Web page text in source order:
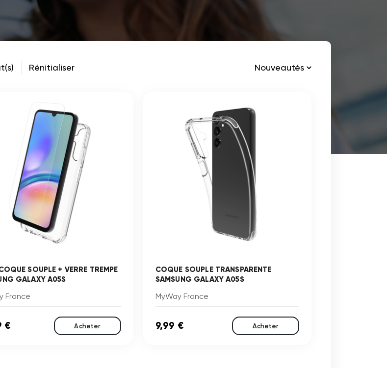
Rénitialiser
SOUPLE + VERRE TREMPE
GALAXY A05S
France
€ Acheter
COQUE SOUPLE TRANSPARENTE
SAMSUNG GALAXY A05S
MyWay France
9,99 € Acheter